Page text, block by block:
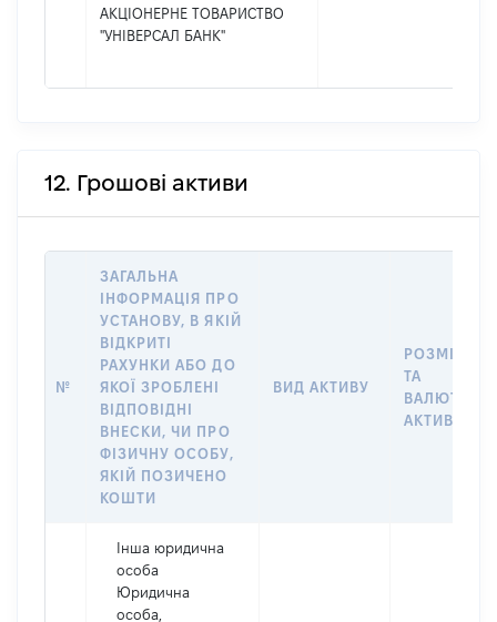
АКЦІОНЕРНЕ ТОВАРИСТВО
"УНІВЕРСАЛ БАНК"
12. Грошові активи
№
ЗАГАЛЬНА
ІНФОРМАЦІЯ ПРО
УСТАНОВУ, В ЯКІЙ
ВІДКРИТІ
РАХУНКИ АБО ДО
ЯКОЇ ЗРОБЛЕНІ
ВІДПОВІДНІ
ВНЕСКИ, ЧИ ПРО
ФІЗИЧНУ ОСОБУ,
ЯКІЙ ПОЗИЧЕНО
КОШТИ
ВИД АКТИВУ
РОЗМІР
ТА
ВАЛЮТА
АКТИВУ
Інша юридична
особа
Юридична
особа,